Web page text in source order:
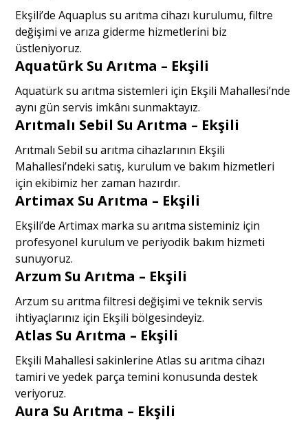
Ekşili’de Aquaplus su arıtma cihazı kurulumu, filtre
değişimi ve arıza giderme hizmetlerini biz
üstleniyoruz.
Aquatürk Su Arıtma – Ekşili
Aquatürk su arıtma sistemleri için Ekşili Mahallesi’nde
aynı gün servis imkânı sunmaktayız.
Arıtmalı Sebil Su Arıtma – Ekşili
Arıtmalı Sebil su arıtma cihazlarının Ekşili
Mahallesi’ndeki satış, kurulum ve bakım hizmetleri
için ekibimiz her zaman hazırdır.
Artimax Su Arıtma – Ekşili
Ekşili’de Artimax marka su arıtma sisteminiz için
profesyonel kurulum ve periyodik bakım hizmeti
sunuyoruz.
Arzum Su Arıtma – Ekşili
Arzum su arıtma filtresi değişimi ve teknik servis
ihtiyaçlarınız için Ekşili bölgesindeyiz.
Atlas Su Arıtma – Ekşili
Ekşili Mahallesi sakinlerine Atlas su arıtma cihazı
tamiri ve yedek parça temini konusunda destek
veriyoruz.
Aura Su Arıtma – Ekşili